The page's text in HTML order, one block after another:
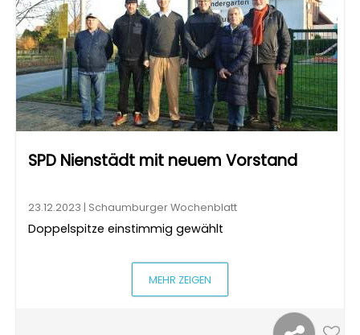
SPD Nienstädt mit neuem Vorstand
23.12.2023 | Schaumburger Wochenblatt
Doppelspitze einstimmig gewählt
MEHR ZEIGEN